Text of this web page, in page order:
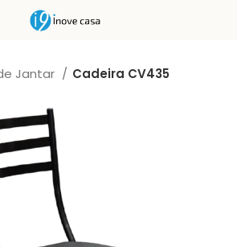
Jantar Cadeira CV435